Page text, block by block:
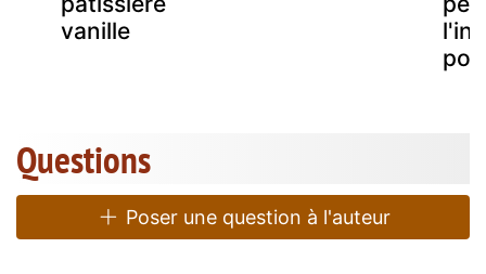
vanille
Questions
Poser une question à l'auteur